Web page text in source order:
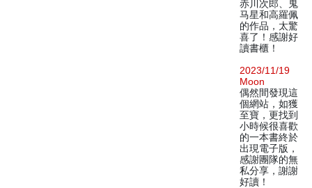
赤川次郎、鬼
马星和高羅佩
的作品，太驚
喜了！感謝好
讀書櫃！
2023/11/19
Moon
偶然間發現這
個網站，如獲
至寶，更找到
小時候很喜歡
的一本書終於
出現電子版，
感謝團隊的無
私分享，謝謝
好讀！